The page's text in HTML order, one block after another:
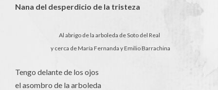
Nana del desperdicio de la tristeza
Al abrigo de la arboleda de Soto del Real
y cerca de María Fernanda y Emilio Barrachina
Tengo delante de los ojos
el asombro de la arboleda